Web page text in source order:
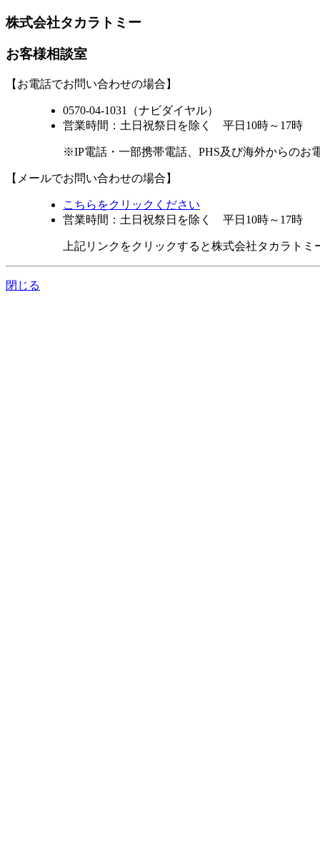
株式会社タカラトミー
お客様相談室
【お電話でお問い合わせの場合】
0570-04-1031（ナビダイヤル）
営業時間：土日祝祭日を除く 平日10時～17時
※IP電話・一部携帯電話、PHS及び海外からのお
【メールでお問い合わせの場合】
こちらをクリックください
営業時間：土日祝祭日を除く 平日10時～17時
上記リンクをクリックすると株式会社タカラト
閉じる